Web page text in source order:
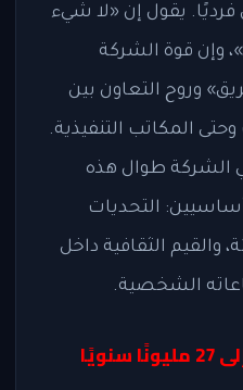
يقول إن «لا شيء
وإن قوة الشركة
وروح التعاون بين
المكاتب التنفيذية.
الشركة طوال هذه
التحديات
والقيم الثقافية داخل
الشخصية.